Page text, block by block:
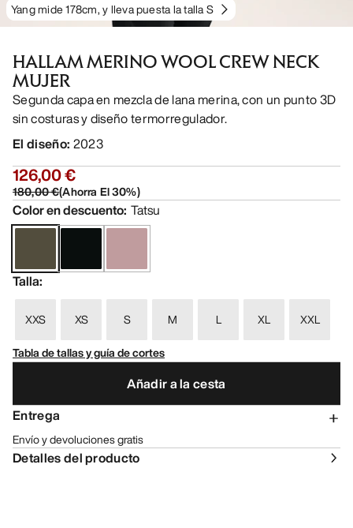
Yang mide 178cm, y lleva puesta la talla S
HALLAM MERINO WOOL CREW NECK
MUJER
Segunda capa en mezcla de lana merina, con un punto 3D
sin costuras y diseño termorregulador.
El diseño: 2023
126,00 €
180,00 €(Ahorra El30%)
Color en descuento: Tatsu
Talla:
XXS XS S M L XL
XXL
Tabla de tallas y guía de cortes
Añadir a la cesta
Entrega
Envío y devoluciones gratis
Detalles del producto